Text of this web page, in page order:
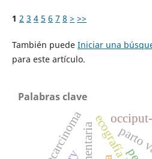
1 2 3 4 5 6 7 8 > >>
También puede Iniciar una
para este artículo.
Palabras clave